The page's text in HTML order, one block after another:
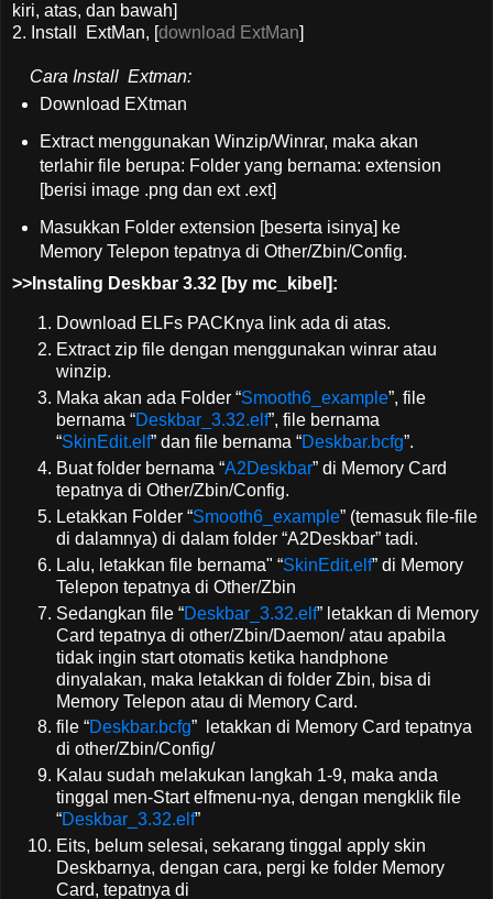
kiri, atas, dan bawah]
2. Install ExtMan, [download ExtMan]
Cara Install Extman:
Download EXtman
Extract menggunakan Winzip/Winrar, maka akan
terlahir file berupa: Folder yang bernama: extension
[berisi image .png dan ext .ext]
Masukkan Folder extension [beserta isinya] ke
Memory Telepon tepatnya di Other/Zbin/Config.
>>Instaling Deskbar 3.32 [by mc_kibel]:
Download ELFs PACKnya link ada di atas.
Extract zip file dengan menggunakan winrar atau
winzip.
Maka akan ada Folder “Smooth6_example”, file
bernama “Deskbar_3.32.elf”, file bernama
“SkinEdit.elf” dan file bernama “Deskbar.bcfg”.
Buat folder bernama “A2Deskbar” di Memory Card
tepatnya di Other/Zbin/Config.
Letakkan Folder “Smooth6_example” (temasuk file-file
di dalamnya) di dalam folder “A2Deskbar” tadi.
Lalu, letakkan file bernama" “SkinEdit.elf” di Memory
Telepon tepatnya di Other/Zbin
Sedangkan file “Deskbar_3.32.elf” letakkan di Memory
Card tepatnya di other/Zbin/Daemon/ atau apabila
tidak ingin start otomatis ketika handphone
dinyalakan, maka letakkan di folder Zbin, bisa di
Memory Telepon atau di Memory Card.
file “Deskbar.bcfg” letakkan di Memory Card tepatnya
di other/Zbin/Config/
Kalau sudah melakukan langkah 1-9, maka anda
tinggal men-Start elfmenu-nya, dengan mengklik file
“Deskbar_3.32.elf”
Eits, belum selesai, sekarang tinggal apply skin
Deskbarnya, dengan cara, pergi ke folder Memory
Card, tepatnya di